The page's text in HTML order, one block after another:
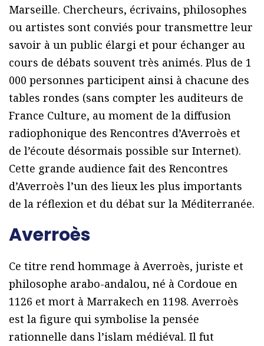
Marseille. Chercheurs, écrivains, philosophes
ou artistes sont conviés pour transmettre leur
savoir à un public élargi et pour échanger au
cours de débats souvent très animés. Plus de 1
000 personnes participent ainsi à chacune des
tables rondes (sans compter les auditeurs de
France Culture, au moment de la diffusion
radiophonique des Rencontres d’Averroès et
de l’écoute désormais possible sur Internet).
Cette grande audience fait des Rencontres
d’Averroès l’un des lieux les plus importants
de la réflexion et du débat sur la Méditerranée.
Averroès
Ce titre rend hommage à Averroès, juriste et
philosophe arabo-andalou, né à Cordoue en
1126 et mort à Marrakech en 1198. Averroès
est la figure qui symbolise la pensée
rationnelle dans l’islam médiéval. Il fut